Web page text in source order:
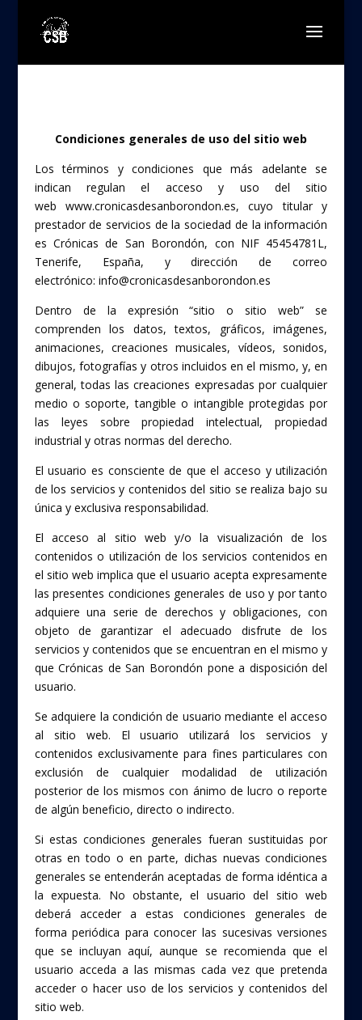
Condiciones generales de uso del sitio web
Los términos y condiciones que más adelante se
indican regulan el acceso y uso del sitio
web www.cronicasdesanborondon.es, cuyo titular y
prestador de servicios de la sociedad de la información
es Crónicas de San Borondón, con NIF 45454781L,
Tenerife, España, y dirección de correo
electrónico: info@cronicasdesanborondon.es
Dentro de la expresión “sitio o sitio web” se
comprenden los datos, textos, gráficos, imágenes,
animaciones, creaciones musicales, vídeos, sonidos,
dibujos, fotografías y otros incluidos en el mismo, y, en
general, todas las creaciones expresadas por cualquier
medio o soporte, tangible o intangible protegidas por
las leyes sobre propiedad intelectual, propiedad
industrial y otras normas del derecho.
El usuario es consciente de que el acceso y utilización
de los servicios y contenidos del sitio se realiza bajo su
única y exclusiva responsabilidad.
El acceso al sitio web y/o la visualización de los
contenidos o utilización de los servicios contenidos en
el sitio web implica que el usuario acepta expresamente
las presentes condiciones generales de uso y por tanto
adquiere una serie de derechos y obligaciones, con
objeto de garantizar el adecuado disfrute de los
servicios y contenidos que se encuentran en el mismo y
que Crónicas de San Borondón pone a disposición del
usuario.
Se adquiere la condición de usuario mediante el acceso
al sitio web. El usuario utilizará los servicios y
contenidos exclusivamente para fines particulares con
exclusión de cualquier modalidad de utilización
posterior de los mismos con ánimo de lucro o reporte
de algún beneficio, directo o indirecto.
Si estas condiciones generales fueran sustituidas por
otras en todo o en parte, dichas nuevas condiciones
generales se entenderán aceptadas de forma idéntica a
la expuesta. No obstante, el usuario del sitio web
deberá acceder a estas condiciones generales de
forma periódica para conocer las sucesivas versiones
que se incluyan aquí, aunque se recomienda que el
usuario acceda a las mismas cada vez que pretenda
acceder o hacer uso de los servicios y contenidos del
sitio web.